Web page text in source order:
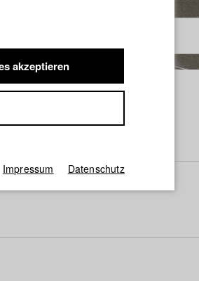
akzeptieren
Impressum Datenschutz